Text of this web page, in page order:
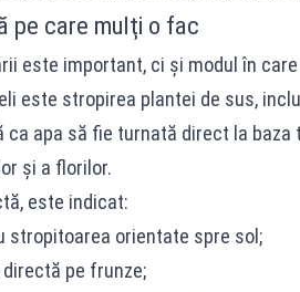
pe care mulţi o fac
este important, ci şi modul în
este stropirea plantei de sus,
apa să fie turnată direct la baza
şi a florilor.
este indicat:
orientate spre sol;
pe frunze;